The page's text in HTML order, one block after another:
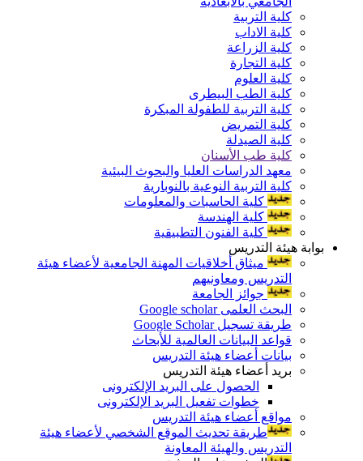
كلية التربية
كلية الاداب
كلية الزراعة
كلية التجارة
كلية العلوم
كلية الطب البيطرى
كلية التربية للطفولة المبكرة
كلية التمريض
كلية الصيدلة
كلية طب الأسنان
معهد الدراسات العليا والبحوث البيئية
كلية التربية النوعية بالنوبارية
كلية الحاسبات والمعلومات
كلية الهندسة
كلية الفنون التطبيقية
بوابة هيئة التدريس
ميثاق أخلاقيات المهنة الجامعية لأعضاء هيئة
التدريس ومعاونيهم
جوائز الجامعة
البحث العلمى Google scholar
طريقة تسجيل Google Scholar
قواعد البيانات العالمية للأبحاث
بيانات أعضاء هيئة التدريس
بريد أعضاء هيئة التدريس
الحصول على البريد الإلكترونى
خطوات تفعيل البريد الإلكترونى
مواقع أعضاء هيئة التدريس
طريقة تحديث الموقع الشخصي لأعضاء هيئة
التدريس والهيئة المعاونة